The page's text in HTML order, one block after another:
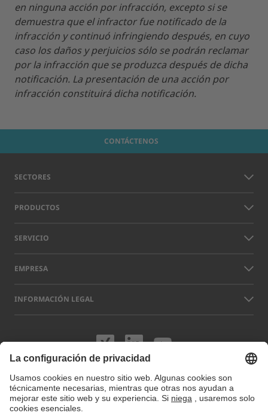
en ninguna acción por infracción, excepto si se
demuestra que el infractor fue notificado de la
infracción y continuó infringiendo después, en cuyo
caso los daños y perjuicios sólo se podrán reclamar
por la infracción que se produzca después de dicha
notificación. La presentación de una acción por
infracción constituirá dicha notificación.
CONTÁCTENOS
SECTORES
PRODUCTOS
SERVICIO
EMPRESA
INFORMACIÓN LEGAL
Visítenos en XING
Visítenos en
Visítenos
Los nombres de otras empresas y productos que aparecen en este sitio
web pueden ser marcas comerciales o registradas que no pertenecen a
LAP sino a sus respectivos titulares. Nuestro sitio web utiliza cookies.